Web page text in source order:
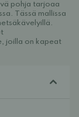
pohja tarjoaa
Tässä mallissa
joilla on kapeat